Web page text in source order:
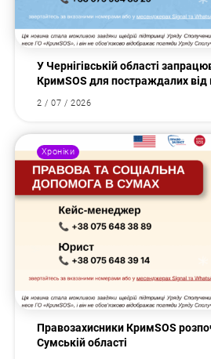
У Чернігівській області
КримSOS для постраждалих від
2 / 07 / 2026
Хроніки
Правозахисники КримSOS
Сумській області